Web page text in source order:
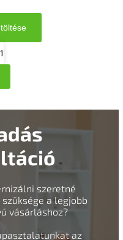
szeretné
a legjobb
vásárláshoz?
az